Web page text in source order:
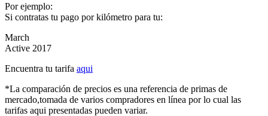
Por ejemplo:
Si contratas tu pago por kilómetro para tu:
March
Active 2017
Encuentra tu tarifa aqui
*La comparación de precios es una referencia de primas de
mercado,tomada de varios compradores en línea por lo cual las
tarifas aqui presentadas pueden variar.